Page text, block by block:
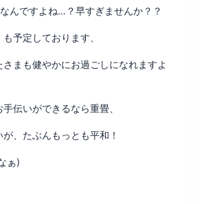
んですよね…？早すぎませんか？？
も予定しております、
まも健やかにお過ごしになれますよ
伝いができるなら重畳、
、たぶんもっとも平和！
ぁ)